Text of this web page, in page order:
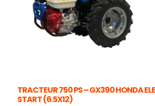
TRACTEUR 750 PS – GX390 HONDA
START (6.5X12)